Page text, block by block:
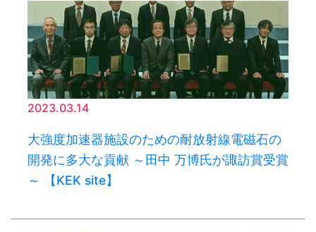
2023.03.14
大強度加速器施設のための耐放射線電磁石の
開発に多大な貢献 ～田中 万博氏が諏訪賞受賞
～ 【KEK site】